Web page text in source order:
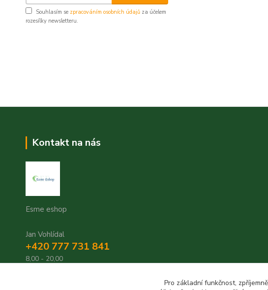
Souhlasím se zpracováním osobních údajů za účelem
rozesílky newsletteru.
Kontakt na nás
Esme eshop
Jan Vohlídal
+420 777 731 841
8,00 - 20,00
Pro základní funkčnost,